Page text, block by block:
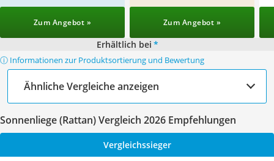
Zum Angebot » Zum Angebot »
Erhältlich bei *
ⓘ Informationen zur Produktsortierung und Bewertung
Ähnliche Vergleiche anzeigen
Sonnenliege (Rattan) Vergleich 2026 Empfehlungen
Vergleichssieger